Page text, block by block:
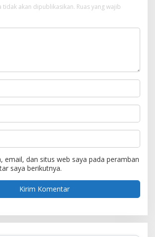
tidak akan dipublikasikan. Ruas yang wajib
email, dan situs web saya pada peramban
saya berikutnya.